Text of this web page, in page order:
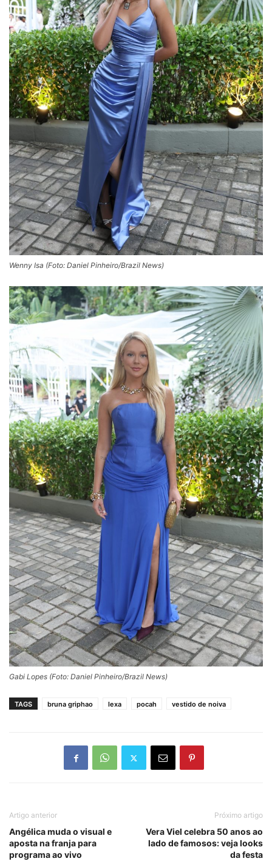
Wenny Isa (Foto: Daniel Pinheiro/Brazil News)
Gabi Lopes (Foto: Daniel Pinheiro/Brazil News)
TAGS bruna griphao lexa pocah vestido de noiva
Artigo anterior
Angélica muda o visual e
aposta na franja para
programa ao vivo
Próximo artigo
Vera Viel celebra 50 anos ao
lado de famosos: veja looks
da festa